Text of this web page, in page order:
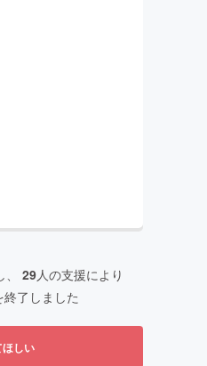
29人の支援により
終了しました
しい